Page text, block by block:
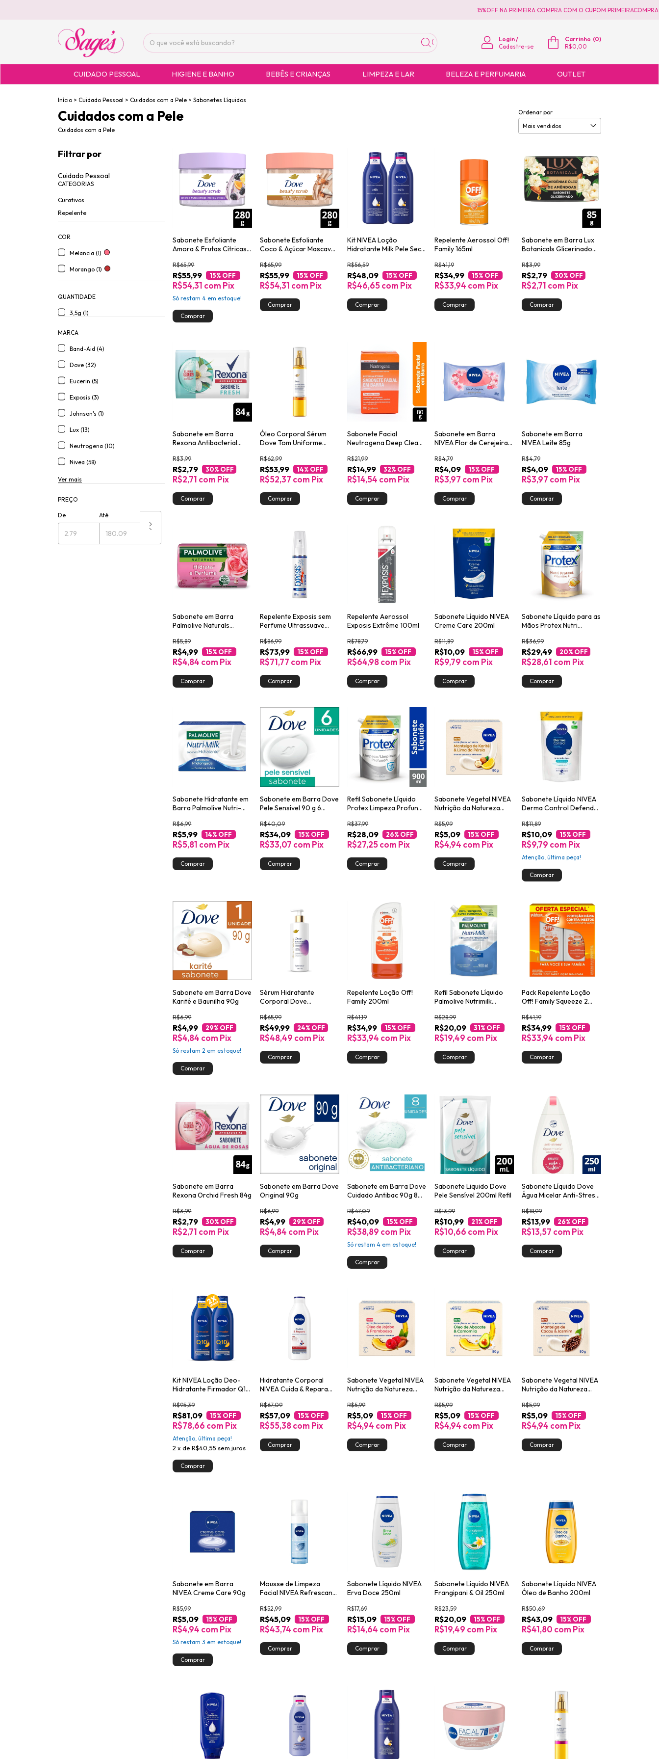
15%OFF NA PRIMEIRA COMPRA COM O CUPOM PRIMEIRACOMPRA 15%OFF
Login /
Cadastre-se
Carrinho (0)
R$0,00
CUIDADO PESSOAL HIGIENE E BANHO BEBÊS E CRIANÇAS LIMPEZA E LAR BELEZA E PERFUMARIA OUTLET
Início > Cuidado Pessoal > Cuidados com a Pele > Sabonetes Líquidos
Cuidados com a Pele
Cuidados com a Pele
Ordenar por
Filtrar por
Cuidado Pessoal
CATEGORIAS
Curativos
Repelente
COR
Melancia (1)
Morango (1)
QUANTIDADE
3,5g (1)
MARCA
Band-Aid (4)
Dove (32)
Eucerin (5)
Exposis (3)
Johnson's (1)
Lux (13)
Neutrogena (10)
Nivea (58)
Ver mais
PREÇO
De Até
Sabonete Esfoliante
Amora & Frutas Cítricas
280g
R$55,99
R$65,99
15% OFF
R$54,31 com Pix
Só restam4 em estoque!
Sabonete Esfoliante
Coco & Açúcar Mascavo
280g
R$55,99
R$65,99
15% OFF
R$54,31 com Pix
Kit NIVEA Loção
Hidratante Milk Pele Seca
R$48,09
R$56,59
15% OFF
R$46,65com Pix
Repelente Aerossol Off!
Family 165ml
R$34,99
R$41,19
15% OFF
R$33,94 com Pix
Sabonete em Barra Lux
Botanicals Glicerinado
Amêndoas 85g
R$2,79
R$3,99
30% OFF
R$2,71 com Pix
Sabonete em Barra
Rexona Antibacterial
R$2,79
R$3,99
30% OFF
R$2,71 com Pix
Óleo Corporal Sérum
Dove Tom Uniforme
Rosa Mosqueta 150ml
R$53,99
R$62,99
14% OFF
R$52,37 com Pix
Sabonete Facial
Neutrogena Deep Clean
R$14,99
R$21,99
32% OFF
R$14,54 com Pix
Sabonete em Barra
NIVEA Flor de Cerejeira
R$4,09
R$4,79
15% OFF
R$3,97 com Pix
Sabonete em Barra
NIVEA Leite 85g
R$4,09
R$4,79
15% OFF
R$3,97 com Pix
Sabonete em Barra
Palmolive Naturals
R$4,99
R$5,89
15% OFF
R$4,84 com Pix
Repelente Exposis sem
Perfume Ultrassuave
R$73,99
R$86,99
15% OFF
R$71,77 com Pix
Repelente Aerossol
Exposis Extrême 100ml
R$66,99
R$78,79
15% OFF
R$64,98com Pix
Sabonete Líquido NIVEA
Creme Care 200ml
R$10,09
R$11,89
15% OFF
R$9,79 com Pix
Sabonete Líquido para as
Mãos Protex Nutri
900ml
R$29,49
R$36,99
20% OFF
R$28,61 com Pix
Sabonete Hidratante em
Barra Palmolive Nutri-
Prolongada 85g
R$5,99
R$6,99
14% OFF
R$5,81 com Pix
Sabonete em Barra Dove
Pele Sensível 90 g 6
R$34,09
R$40,09
15% OFF
R$33,07 com Pix
Refil Sabonete Líquido
Protex Limpeza Profunda
R$28,09
R$37,99
26% OFF
R$27,25com Pix
Sabonete Vegetal NIVEA
Nutrição da Natureza
80g
R$5,09
R$5,99
15% OFF
R$4,94 com Pix
Sabonete Líquido NIVEA
Derma Control Defende
R$10,09
R$11,89
15% OFF
R$9,79 com Pix
Atenção, última peça!
Sabonete em Barra Dove
Karité e Baunilha 90g
R$4,99
R$6,99
29% OFF
R$4,84 com Pix
Só restam2 em estoque!
Sérum Hidratante
Corporal Dove
Renovador 380ml
R$49,99
R$65,99
24% OFF
R$48,49 com Pix
Repelente Loção Off!
Family 200ml
R$34,99
R$41,19
15% OFF
R$33,94 com Pix
Refil Sabonete Líquido
Palmolive Nutrimilk
Embalagem Econômica
R$20,09
R$28,99
31% OFF
R$19,49 com Pix
Pack Repelente Loção
Off! Family Squeeze 2
R$34,99
R$41,19
15% OFF
R$33,94 com Pix
Sabonete em Barra
Rexona Orchid Fresh 84g
R$2,79
R$3,99
30% OFF
R$2,71 com Pix
Sabonete em Barra Dove
Original 90g
R$4,99
R$6,99
29% OFF
R$4,84 com Pix
Sabonete em Barra Dove
Cuidado Antibac 90g 8
R$40,09
R$47,09
15% OFF
R$38,89 com Pix
Só restam4 em estoque!
Sabonete Liquido Dove
Pele Sensível 200ml Refil
R$10,99
R$13,99
21% OFF
R$10,66 com Pix
Sabonete Líquido Dove
Água Micelar Anti-Stress
R$13,99
R$18,99
26% OFF
R$13,57 com Pix
Kit NIVEA Loção Deo-
Hidratante Firmador Q10
R$81,09
R$95,39
15% OFF
2 xdeR$40,55 sem juros
R$78,66 com Pix
Atenção, última peça!
Hidratante Corporal
NIVEA Cuida & Repara
R$57,09
R$67,09
15% OFF
R$55,38com Pix
Sabonete Vegetal NIVEA
Nutrição da Natureza
R$5,09
R$5,99
15% OFF
R$4,94 com Pix
Sabonete Vegetal NIVEA
Nutrição da Natureza
R$5,09
R$5,99
15% OFF
R$4,94 com Pix
Sabonete Vegetal NIVEA
Nutrição da Natureza
R$5,09
R$5,99
15% OFF
R$4,94 com Pix
Sabonete em Barra
NIVEA Creme Care 90g
R$5,09
R$5,99
15% OFF
R$4,94 com Pix
Só restam3 em estoque!
Mousse de Limpeza
Facial NIVEA Refrescante
R$45,09
R$52,99
15% OFF
R$43,74 com Pix
Sabonete Líquido NIVEA
Erva Doce 250ml
R$15,09
R$17,69
15% OFF
R$14,64 com Pix
Sabonete Líquido NIVEA
Frangipani & Oil 250ml
R$20,09
R$23,59
15% OFF
R$19,49 com Pix
Sabonete Líquido NIVEA
Óleo de Banho 200ml
R$43,09
R$50,69
15% OFF
R$41,80 com Pix